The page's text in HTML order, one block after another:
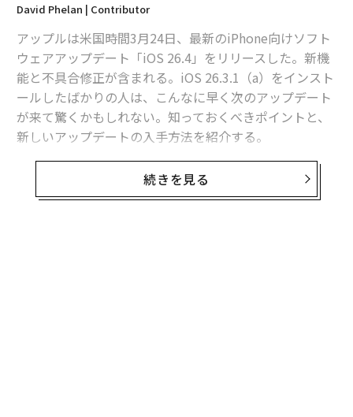
David Phelan | Contributor
アップルは米国時間3月24日、最新のiPhone向けソフト
ウェアアップデート「iOS 26.4」をリリースした。新機
能と不具合修正が含まれる。iOS 26.3.1（a）をインスト
ールしたばかりの人は、こんなに早く次のアップデート
が来て驚くかもしれない。知っておくべきポイントと、
新しいアップデートの入手方法を紹介する。
iOS 26.4に対応するiPhoneは？
iOS 26シリーズの他のアップデートと同様、今回も2019
続きを見る